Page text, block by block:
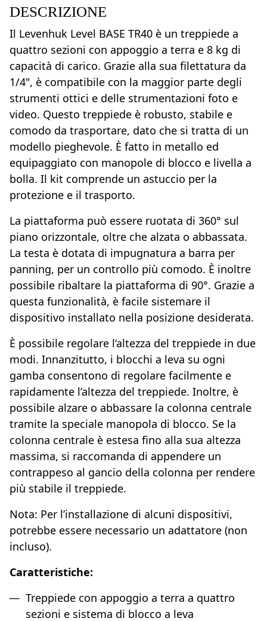
DESCRIZIONE
Il Levenhuk Level BASE TR40 è un treppiede a
quattro sezioni con appoggio a terra e 8 kg di
capacità di carico. Grazie alla sua filettatura da
1/4", è compatibile con la maggior parte degli
strumenti ottici e delle strumentazioni foto e
video. Questo treppiede è robusto, stabile e
comodo da trasportare, dato che si tratta di un
modello pieghevole. È fatto in metallo ed
equipaggiato con manopole di blocco e livella a
bolla. Il kit comprende un astuccio per la
protezione e il trasporto.
La piattaforma può essere ruotata di 360° sul
piano orizzontale, oltre che alzata o abbassata.
La testa è dotata di impugnatura a barra per
panning, per un controllo più comodo. È inoltre
possibile ribaltare la piattaforma di 90°. Grazie a
questa funzionalità, è facile sistemare il
dispositivo installato nella posizione desiderata.
È possibile regolare l’altezza del treppiede in due
modi. Innanzitutto, i blocchi a leva su ogni
gamba consentono di regolare facilmente e
rapidamente l’altezza del treppiede. Inoltre, è
possibile alzare o abbassare la colonna centrale
tramite la speciale manopola di blocco. Se la
colonna centrale è estesa fino alla sua altezza
massima, si raccomanda di appendere un
contrappeso al gancio della colonna per rendere
più stabile il treppiede.
Nota: Per l’installazione di alcuni dispositivi,
potrebbe essere necessario un adattatore (non
incluso).
Caratteristiche:
Treppiede con appoggio a terra a quattro
sezioni e sistema di blocco a leva